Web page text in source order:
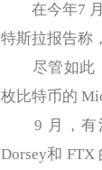
在今年7 月
特斯拉报告称
尽管如此，
枚比特币的
9 月，有消
Dorsey和 FTX